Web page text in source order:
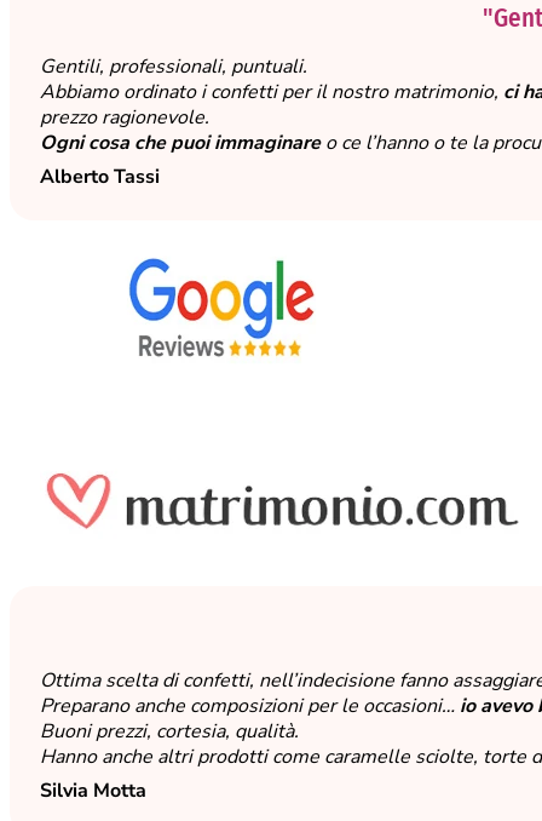
Gentili, professionali, puntuali.
Abbiamo ordinato i confetti per il nostro matrimonio, ci
prezzo ragionevole.
Ogni cosa che puoi immaginareo ce l’hanno o te la
Alberto Tassi
Ottima scelta di confetti, nell’indecisione fanno
Preparano anche composizioni per le occasioni… io
Buoni prezzi, cortesia, qualità.
Hanno anche altri prodotti come caramelle sciolte, torte
Silvia Motta